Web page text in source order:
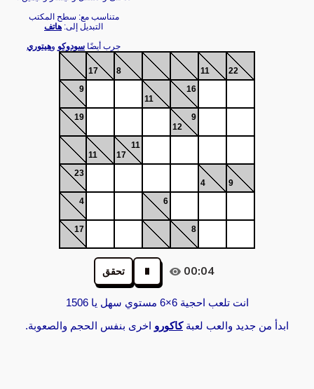
متناسب مع: سطح المكتب
التبديل إلى: هاتف
جرب أيضًا سودوكو وهيتوري
17 8 11
22
9
11
16
19
9
12
11
11
17
23
4
9
4
6
17 8
تحقق 00:04
انت تلعب احجية 6×6 مستوي سهل يا 1506
ابدأ من جديد والعب لعبةكاكورو اخرى بنفس الحجم والصعوبة.‏